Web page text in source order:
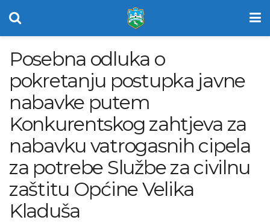
Posebna odluka o
pokretanju postupka javne
nabavke putem
Konkurentskog zahtjeva za
nabavku vatrogasnih cipela
za potrebe Službe za civilnu
zaštitu Općine Velika
Kladuša